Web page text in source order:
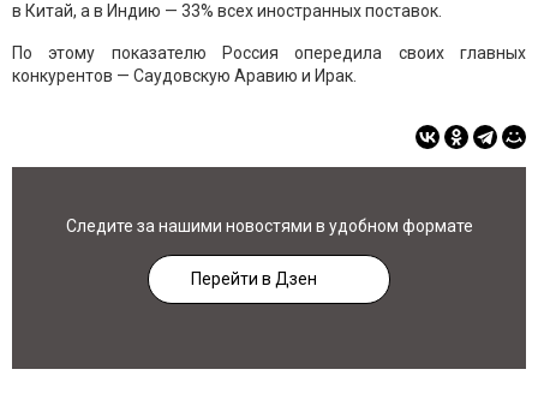
в Китай, а в Индию — 33% всех иностранных поставок.
По этому показателю Россия опередила своих главных
конкурентов — Саудовскую Аравию и Ирак.
Следите за нашими новостями в удобном формате
Перейти в Дзен